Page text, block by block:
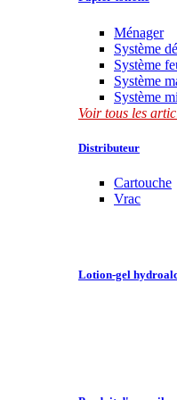
Ménager
Système
Système
Système
Système
Voir tous les
Distributeur
Cartouche
Vrac
Lotion-gel